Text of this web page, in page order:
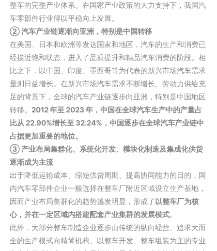
整车的完整产业体系。在国家产业政策的大力支持下，我国汽
车零部件行业得以平稳向上发展。
② 汽车产业链逐渐向亚洲，特别是中国转移
在美国、日本和欧洲等发达国家和地区，汽车的生产和消费已
经接近饱和状态，进入了品质提升和精品汽车消费的阶段。相
比之下，以中国、印度、墨西哥等为代表的新兴市场汽车需求
量则日益增长。在新兴市场汽车需求不断增长、劳动力供给充
足的背景下，全球的汽车产业链逐步向亚洲，特别是中国地区
转移。 2012 年至 2023 年，中国在全球汽车生产中的产量占
比从 22.90%增长至 32.24%，中国逐步在全球汽车产业链中
占据更加重要的地位。
③ 产业布局集群化、系统化开发、模块化制造及集成化供货
逐渐成为主流
出于降低运输成本、缩短供货周期、提高协同能力的目的，国
内汽车零部件企业一般选择在整车厂附近区域设立生产基地，
因而产业布局集群化的趋势越发明显，形成了 以整车厂为核
心，并在一定区域内搭建配套产业集群的发展模式。
此外，大部分整车制造企业逐步由传统的纵向经营、追求大而
全的生产模式向精简机构、以整车开发、整车组装为主的专业